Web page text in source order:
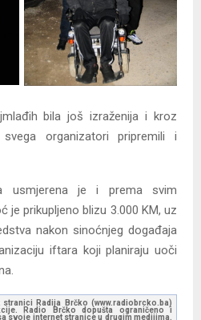
bila još izraženija i kroz
organizatori pripremili i
usmjerena je i prema svim
je prikupljeno blizu 3.000 KM, uz
nakon sinoćnjeg događaja
iftara koji planiraju uoči
Radija Brčko (www.radiobrcko.ba)
Radio Brčko dopušta ograničeno i
svoje internet stranice u drugim medijima.